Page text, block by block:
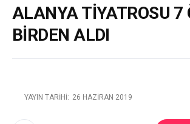
ALANYA TİYATROSU 7
BİRDEN ALDI
YAYIN TARIHI: 26 HAZIRAN 2019